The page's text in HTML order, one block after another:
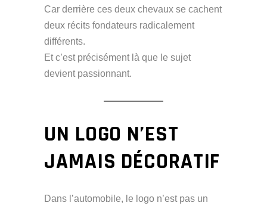
Car derrière ces deux chevaux se cachent
deux récits fondateurs radicalement
différents.
Et c’est précisément là que le sujet
devient passionnant.
UN LOGO N’EST
JAMAIS DÉCORATIF
Dans l’automobile, le logo n’est pas un